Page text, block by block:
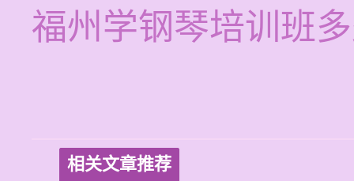
福州学钢琴培训班
相关文章推荐